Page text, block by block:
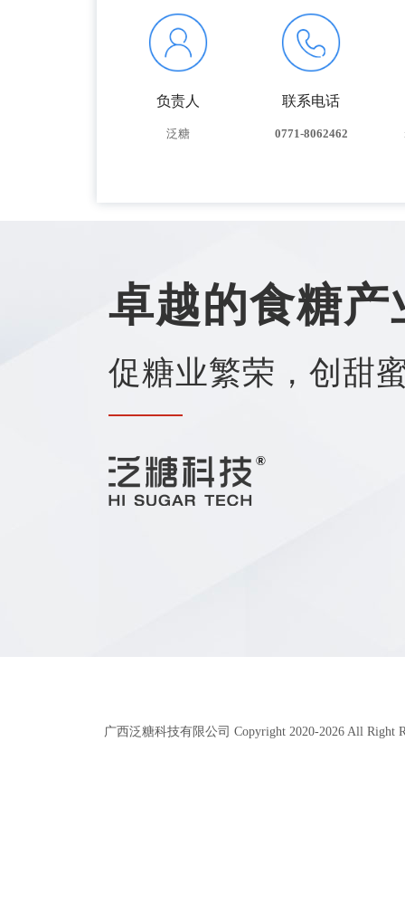
负责人
泛糖
联系电话
0771-8062462
卓越的食糖
促糖业繁荣，创甜
广西泛糖科技有限公司 Copyright 2020-2026 All Right